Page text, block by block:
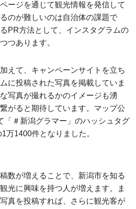
ージを通じて観光情報を発信して
のが難しいのは自治体の課題で
PR方法として、インスタグラムの
つあります。
えて、キャンペーンサイトを立ち
に投稿された写真を掲載していま
写真が撮れるかのイメージも湧
がると期待しています。マップ公
「＃新潟グラマー」のハッシュタグ
万1400件となりました。
数が増えることで、新潟市を知る
光に興味を持つ人が増えます。ま
真を投稿すれば、さらに観光客が